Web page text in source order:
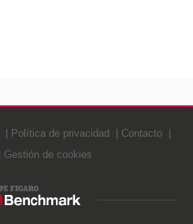
Política de privacidad
Contacto
Gestión de cookies